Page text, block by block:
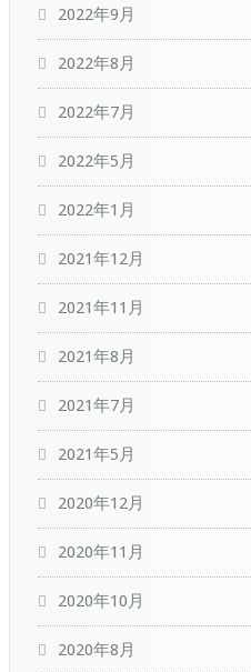
2022年9月
2022年8月
2022年7月
2022年5月
2022年1月
2021年12月
2021年11月
2021年8月
2021年7月
2021年5月
2020年12月
2020年11月
2020年10月
2020年8月